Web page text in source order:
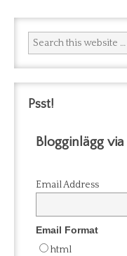
Psst!
Blogginlägg
Email Address
Email Format
html